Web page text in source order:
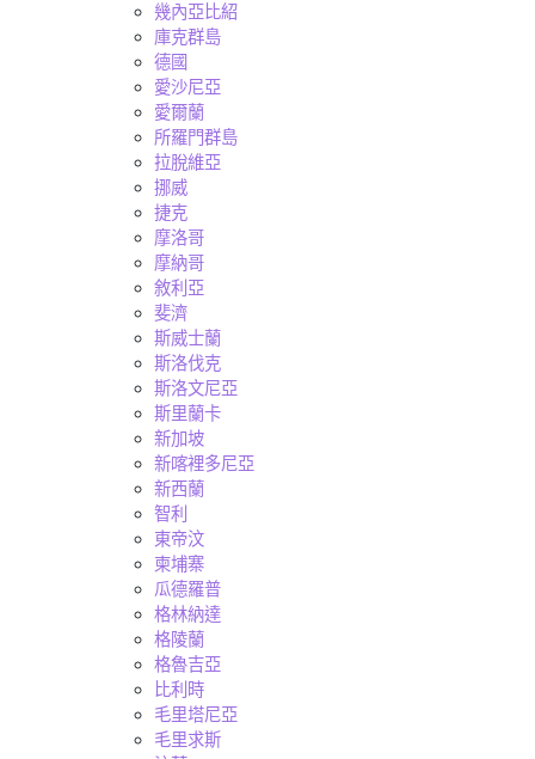
幾內亞比紹
庫克群島
德國
愛沙尼亞
愛爾蘭
所羅門群島
拉脫維亞
挪威
捷克
摩洛哥
摩納哥
敘利亞
斐濟
斯威士蘭
斯洛伐克
斯洛文尼亞
斯里蘭卡
新加坡
新喀裡多尼亞
新西蘭
智利
東帝汶
柬埔寨
瓜德羅普
格林納達
格陵蘭
格魯吉亞
比利時
毛里塔尼亞
毛里求斯